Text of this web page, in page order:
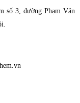
số 3, đường Phạm Văn